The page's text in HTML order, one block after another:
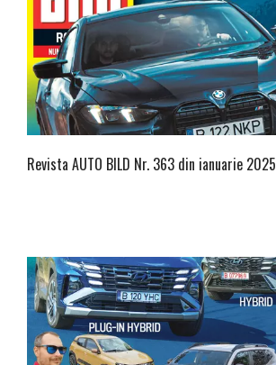
Revista AUTO BILD Nr. 363 din ianuarie 2025